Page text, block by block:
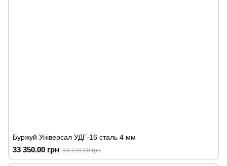
Буржуй Універсал УДГ-16 сталь 4 мм
33 350.00 грн 33 778.00 грн